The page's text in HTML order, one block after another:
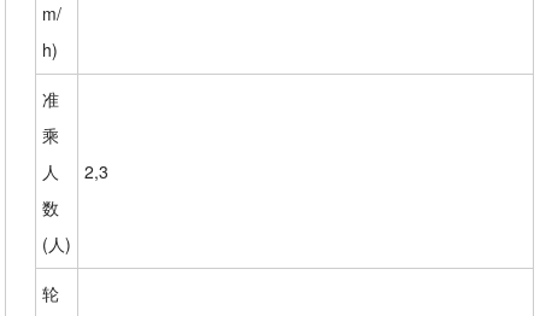
m/
h)
准
乘
人
数
(人)
2,3
轮